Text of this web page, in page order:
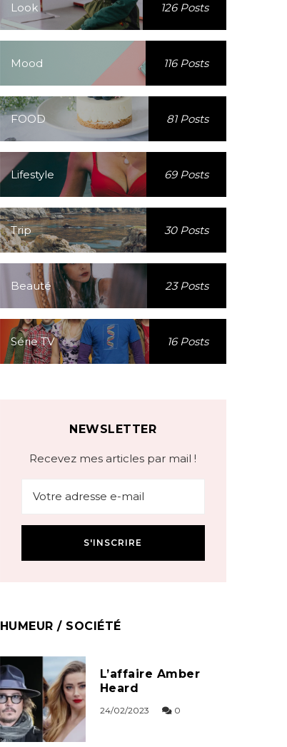
Look 126 Posts
Mood 116 Posts
FOOD 81 Posts
Lifestyle 69 Posts
Trip 30 Posts
Beauté 23 Posts
Série TV 16 Posts
NEWSLETTER
Recevez mes articles par mail !
HUMEUR / SOCIÉTÉ
L’affaire Amber
Heard
24/02/2023 0